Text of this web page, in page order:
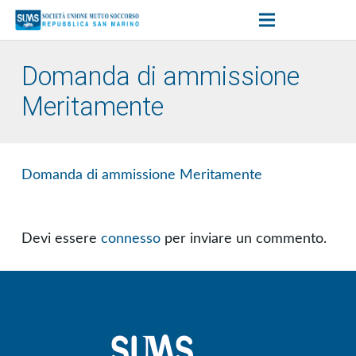
Domanda di ammissione
Meritamente
Domanda di ammissione Meritamente
Devi essere connesso per inviare un commento.